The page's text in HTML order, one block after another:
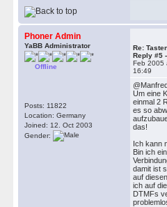
Phoner Admin
YaBB Administrator
Offline
Posts: 11822
Location: Germany
Joined: 12. Oct 2003
Gender:
Re:
Reply #5 -
Feb 2005
16:49
Um eine
einmal 2
es so
das!
Ich kann
Bin ich
damit ist
auf
ich auf
DTMFs